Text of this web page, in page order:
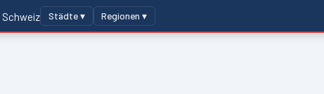
Städte ▾ Regionen ▾